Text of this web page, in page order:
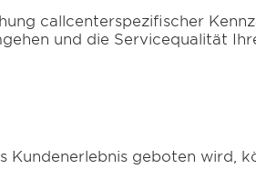
callcenterspezifischer
und die Servicequalität
geboten wird,